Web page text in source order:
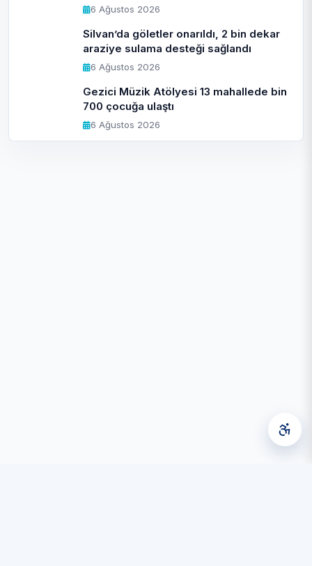
6 Ağustos 2026
Silvan’da göletler onarıldı, 2 bin dekar
araziye sulama desteği sağlandı
6 Ağustos 2026
Gezici Müzik Atölyesi 13 mahallede bin
700 çocuğa ulaştı
6 Ağustos 2026